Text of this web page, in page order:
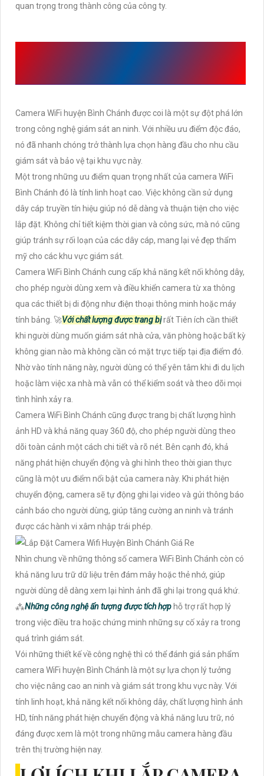
quan trọng trong thành công của công ty.
Camera WiFi huyện Bình Chánh được coi là một sự đột phá lớn
trong công nghệ giám sát an ninh. Với nhiều ưu điểm độc đáo,
nó đã nhanh chóng trở thành lựa chọn hàng đầu cho nhu cầu
giám sát và bảo vệ tại khu vực này.
Một trong những ưu điểm quan trọng nhất của camera WiFi
Bình Chánh đó là tính linh hoạt cao. Việc không cần sử dụng
dây cáp truyền tín hiệu giúp nó dễ dàng và thuận tiện cho việc
lắp đặt. Không chỉ tiết kiệm thời gian và công sức, mà nó cũng
giúp tránh sự rối loạn của các dây cáp, mang lại vẻ đẹp thẩm
mỹ cho các khu vực giám sát.
Camera WiFi Bình Chánh cung cấp khả năng kết nối không dây,
cho phép người dùng xem và điều khiển camera từ xa thông
qua các thiết bị di động như điện thoại thông minh hoặc máy
tính bảng. 🚀Với chất lượng được trang bịrất Tiên ích cần thiết
khi người dùng muốn giám sát nhà cửa, văn phòng hoặc bất kỳ
không gian nào mà không cần có mặt trực tiếp tại địa điểm đó.
Nhờ vào tính năng này, người dùng có thể yên tâm khi đi du lịch
hoặc làm việc xa nhà mà vẫn có thể kiểm soát và theo dõi mọi
tình hình xảy ra.
Camera WiFi Bình Chánh cũng được trang bị chất lượng hình
ảnh HD và khả năng quay 360 độ, cho phép người dùng theo
dõi toàn cảnh một cách chi tiết và rõ nét. Bên cạnh đó, khả
năng phát hiện chuyển động và ghi hình theo thời gian thực
cũng là một ưu điểm nổi bật của camera này. Khi phát hiện
chuyển động, camera sẽ tự động ghi lại video và gửi thông báo
cảnh báo cho người dùng, giúp tăng cường an ninh và tránh
được các hành vi xâm nhập trái phép.
Nhìn chung về những thông số camera WiFi Bình Chánh còn có
khả năng lưu trữ dữ liệu trên đám mây hoặc thẻ nhớ, giúp
người dùng dễ dàng xem lại hình ảnh đã ghi lại trong quá khứ.
⁂Những công nghệ ấn tượng được tích hợphỗ trợ rất hợp lý
trong việc điều tra hoặc chứng minh những sự cố xảy ra trong
quá trình giám sát.
Vói những thiết kế về công nghệ thì có thể đánh giá sản phẩm
camera WiFi huyện Bình Chánh là một sự lựa chọn lý tưởng
cho việc nâng cao an ninh và giám sát trong khu vực này. Với
tính linh hoạt, khả năng kết nối không dây, chất lượng hình ảnh
HD, tính năng phát hiện chuyển động và khả năng lưu trữ, nó
đáng được xem là một trong những mẫu camera hàng đầu
trên thị trường hiện nay.